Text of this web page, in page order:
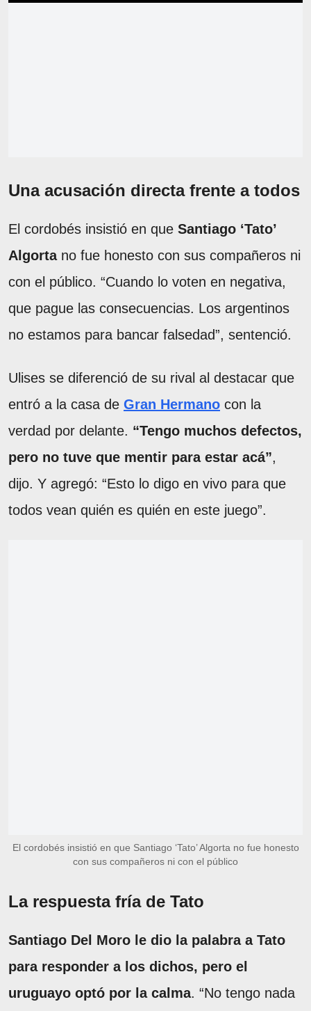
Una acusación directa frente a todos
El cordobés insistió en que Santiago ‘Tato’
Algortano fue honesto con sus compañeros ni
con el público. “Cuando lo voten en negativa,
que pague las consecuencias. Los argentinos
no estamos para bancar falsedad”, sentenció.
Ulises se diferenció de su rival al destacar que
entró a la casa de Gran Hermano con la
verdad por delante. “Tengo muchos defectos,
pero no tuve que mentir para estar acá”,
dijo. Y agregó: “Esto lo digo en vivo para que
todos vean quién es quién en este juego”.
El cordobés insistió en que Santiago ‘Tato’ Algorta no fue honesto
con sus compañeros ni con el público
La respuesta fría de Tato
Santiago Del Moro le dio la palabra a Tato
para responder a los dichos, pero el
uruguayo optó por la calma. “No tengo nada